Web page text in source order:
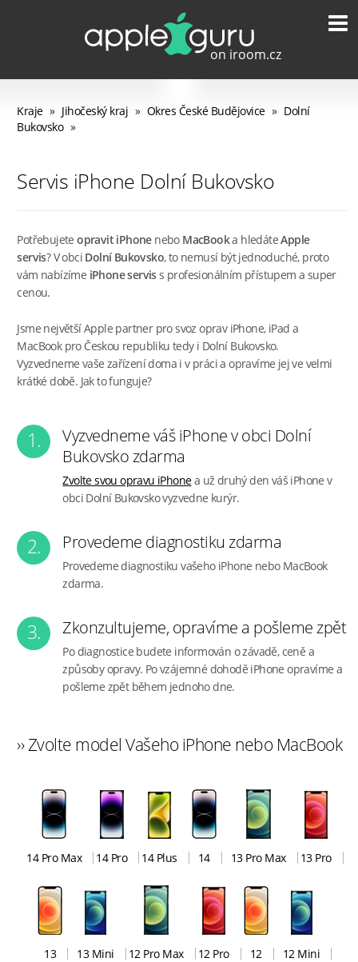
Kraje » Jihočeský kraj » Okres České Budějovice » Dolní
Bukovsko »
Servis iPhone Dolní Bukovsko
Potřebujeteopravit iPhonenebo MacBooka hledáteApple
servis? V obci Dolní Bukovsko, to nemusí být jednoduché, proto
vám nabízíme iPhone serviss profesionálním přístupem a super
cenou.
Jsme největší Apple partner pro svoz oprav iPhone, iPad a
MacBook pro Českou republiku tedy i Dolní Bukovsko.
Vyzvedneme vaše zařízení doma i v práci a opravíme jej ve velmi
krátké době. Jak to funguje?
1.
Vyzvedneme váš iPhone v obci Dolní
Bukovsko zdarma
Zvolte svou opravu iPhonea už druhý den váš iPhone v
obci Dolní Bukovsko vyzvedne kurýr.
2. Provedeme diagnostiku zdarma
Provedeme diagnostiku vašeho iPhone nebo MacBook
zdarma.
3. Zkonzultujeme, opravíme a pošleme zpět
Po diagnostice budete informován o závadě, ceně a
způsoby opravy. Po vzájemné dohodě iPhone opravíme a
pošleme zpět během jednoho dne.
›› Zvolte model Vašeho iPhone nebo MacBook
14 Pro Max 14 Pro 14 Plus 14 13 Pro Max 13 Pro
13 13 Mini 12 Pro Max 12 Pro 12 12 Mini